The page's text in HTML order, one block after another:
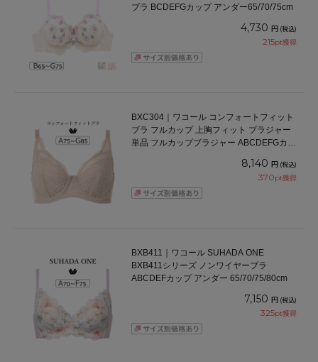
ブラ BCDEFGカップ アンダー65/70/75cm
4,730 円 (税込)
215pt獲得
BXC304｜ワコール コンフォートフィット
ブラ フルカップ 上胸フィット ブラジャー
単品 フルカップブラジャー ABCDEFGカッ
8,140 円 (税込)
370pt獲得
BXB411｜ワコール SUHADA ONE
BXB411シリーズ ノンワイヤーブラ
ABCDEFカップ アンダー 65/70/75/80cm
7,150 円 (税込)
325pt獲得